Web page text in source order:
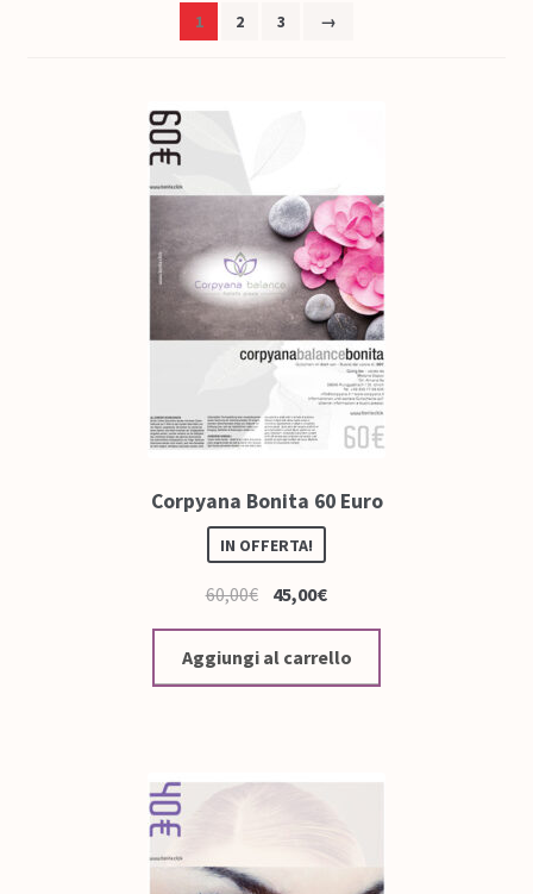
FAQ – Domande frequenti
1 2 3 →
Corpyana Bonita 60 Euro
IN OFFERTA!
60,00€ 45,00€
Aggiungi al carrello